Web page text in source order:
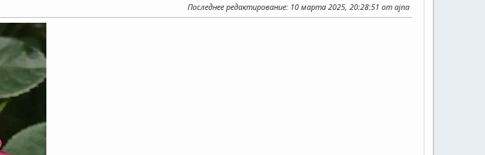
Последнее редактирование: 10 марта 2025, 20:28:51 от ajna